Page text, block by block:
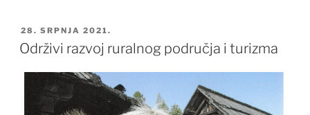
OBJAVLJENO
28. SRPNJA 2021.
Održivi razvoj ruralnog područja i turizma